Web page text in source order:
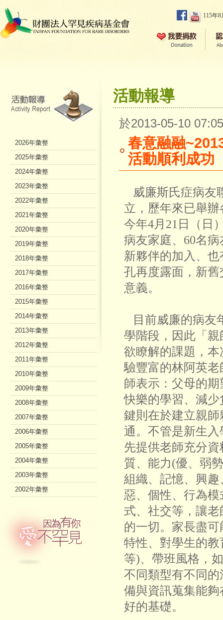
115年
活動報導
於2013-05-10
春意融融
活動順利成功
威廉斯氏症病友
立，歷年來已舉
今年4月21日（日
病友家庭、60名
新夥伴的加入、
孔再度露面，新
意義。
目前威廉的病友
學階段，因此「
欲瞭解的課題，
驗豐富的林阿英
師表示：父母的
快樂的學習、減
鍵則在於建立親
通。不管是新生
先提供老師充分
質、能力(優、弱
組織、記憶、興
惡、個性、行為
式、社交等，讓
的一切。家長盡
特性、對學生的
等)、帶班風格，
不同類型有不同
備與資訊蒐集能
好的基礎。
2026年彙整
2025年彙整
2024年彙整
2023年彙整
2022年彙整
2021年彙整
2020年彙整
2019年彙整
2018年彙整
2017年彙整
2016年彙整
2015年彙整
2014年彙整
2013年彙整
2012年彙整
2011年彙整
2010年彙整
2009年彙整
2008年彙整
2007年彙整
2006年彙整
2005年彙整
2004年彙整
2003年彙整
2002年彙整